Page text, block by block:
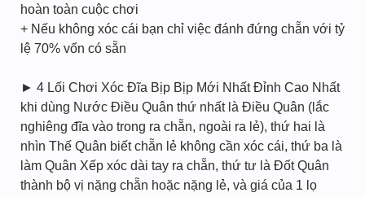
hoàn toàn cuộc chơi
+ Nếu không xóc cái bạn chỉ việc đánh đứng chẵn với tỷ
lệ 70% vốn có sẵn
► 4 Lối Chơi Xóc Đĩa Bịp Bịp Mới Nhất Đỉnh Cao Nhất
khi dùng Nước Điều Quân thứ nhất là Điều Quân (lắc
nghiêng đĩa vào trong ra chẵn, ngoài ra lẻ), thứ hai là
nhìn Thế Quân biết chẵn lẻ không cần xóc cái, thứ ba là
làm Quân Xếp xóc dài tay ra chẵn, thứ tư là Đốt Quân
thành bộ vị nặng chẵn hoặc nặng lẻ, và giá của 1 lọ